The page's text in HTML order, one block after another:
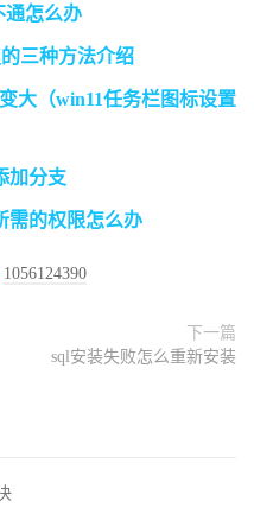
通怎么办
三种方法介绍
大（win11任务栏图标设置
加分支
需的权限怎么办
1056124390
下一篇
sql安装失败怎么重新安装